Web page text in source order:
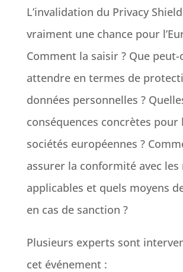
L’invalidation du Privacy
vraiment une chance pour
Comment la saisir ? Que peut-
attendre en termes de
données personnelles ?
conséquences concrètes pour
sociétés européennes ?
assurer la conformité avec les
applicables et quels moyens
en cas de sanction ?
Plusieurs experts sont
cet événement :